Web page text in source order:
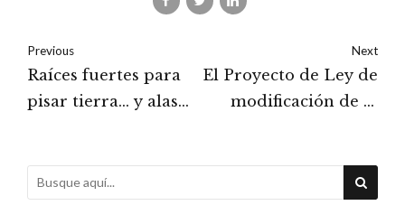
Previous
Raíces fuertes para
pisar tierra… y alas
Next
El Proyecto de Ley de
modificación de la